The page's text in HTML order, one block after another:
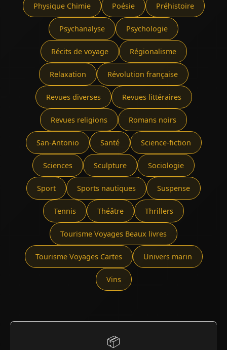
Physique Chimie Poésie Préhistoire
Psychanalyse Psychologie
Récits de voyage Régionalisme
Relaxation Révolution française
Revues diverses Revues littéraires
Revues religions Romans noirs
San-Antonio Santé Science-fiction
Sciences Sculpture Sociologie
Sport Sports nautiques Suspense
Tennis Théâtre Thrillers
Tourisme Voyages Beaux livres
Tourisme Voyages Cartes Univers marin
Vins
📦